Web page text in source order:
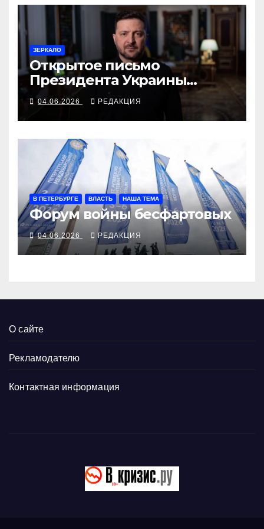
ЗЕРКАЛО
Открытое письмо
Президента Украины
Президенту Российской
Федерации
04.06.2026 РЕДАКЦИЯ
В ПЕТЕРБУРГЕ ВЛАСТЬ НАША ТЕМА
Форум войны бесфартовых
04.06.2026 РЕДАКЦИЯ
О сайте
Рекламодателю
Контактная информация